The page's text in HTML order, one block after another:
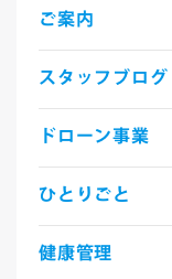
ご案内
スタッフブログ
ドローン事業
ひとりごと
健康管理